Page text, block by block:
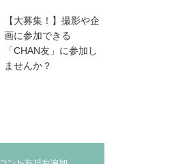
【大募集！】撮影や企
画に参加できる
「CHAN友」に参加し
ませんか？